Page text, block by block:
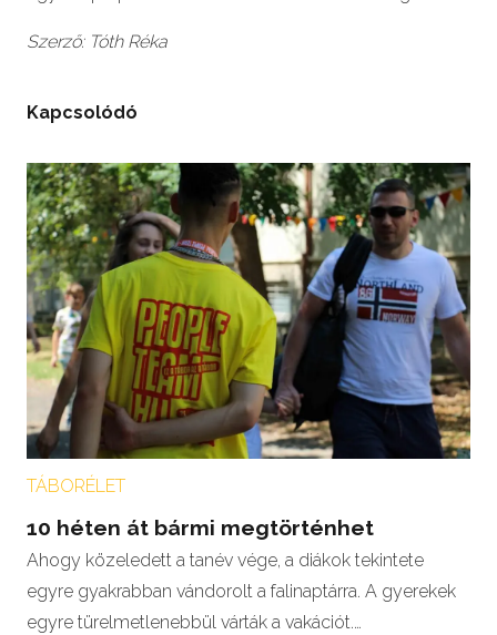
Szerző: Tóth Réka
Kapcsolódó
TÁBORÉLET
10 héten át bármi megtörténhet
Ahogy közeledett a tanév vége, a diákok tekintete
egyre gyakrabban vándorolt a falinaptárra. A gyerekek
egyre türelmetlenebbül várták a vakációt.…